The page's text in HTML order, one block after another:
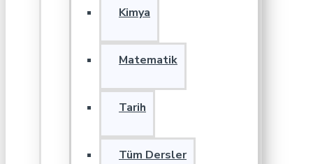
Kimya
Matematik
Tarih
Tüm Dersler